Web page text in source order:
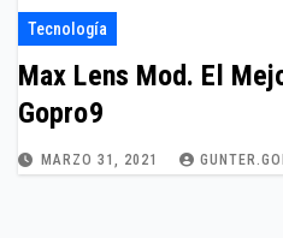
Tecnología
Max Lens Mod. El
Gopro9
MARZO 31, 2021